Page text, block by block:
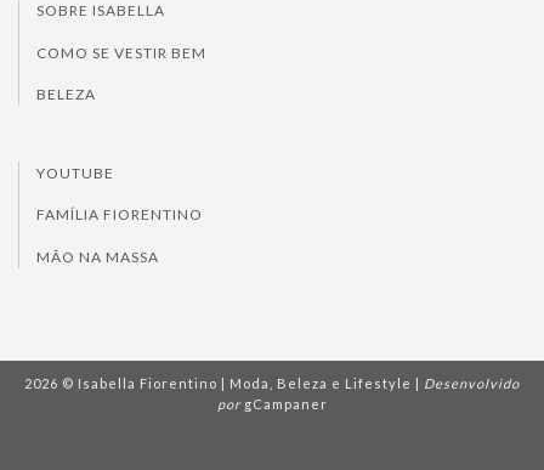
SOBRE ISABELLA
COMO SE VESTIR BEM
BELEZA
YOUTUBE
FAMÍLIA FIORENTINO
MÃO NA MASSA
2026 © Isabella Fiorentino | Moda, Beleza e Lifestyle | Desenvolvido
por gCampaner